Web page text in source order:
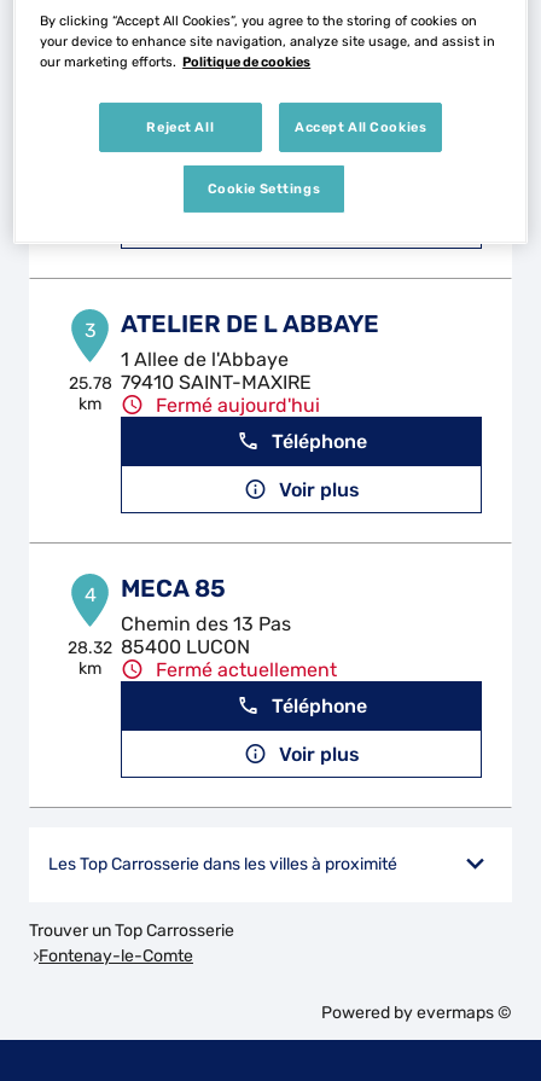
2 RAVARD AUTOMOBILES
79160 COULONGESSURL'AUTIZE
Fermé actuellement
3
25.78
km
ATELIER DE L ABBAYE
1 Allee de l'Abbaye
79410 SAINT-MAXIRE
Fermé aujourd'hui
Téléphone
Voir plus
4
28.32
km
MECA 85
Chemin des 13 Pas
85400 LUCON
Fermé actuellement
Téléphone
Voir plus
Les Top Carrosserie dans les villes à proximité
Trouver un Top Carrosserie
Fontenay-le-Comte
Powered byevermaps ©
By clicking “Accept All Cookies”, you agree to the storing of cookies on
your device to enhance site navigation, analyze site usage, and assist in
our marketing efforts. Politique de cookies
Reject All Accept All Cookies
Cookie Settings